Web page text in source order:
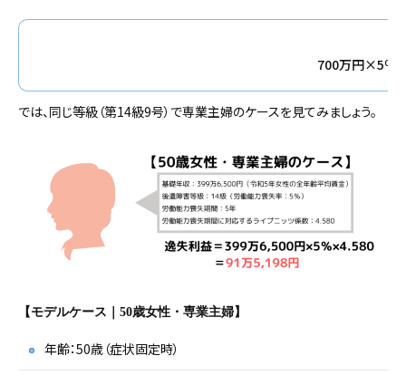
700万円×5％
では、同じ等級（第14級9号）で専業主婦のケースを見てみましょう。
【モデルケース｜50歳女性・専業主婦】
年齢：50歳（症状固定時）